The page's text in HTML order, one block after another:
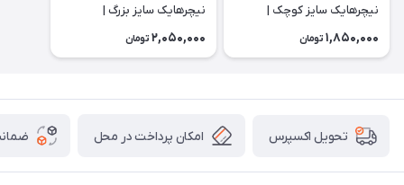
نیچرهایک سایز کوچک |
NH20SN010
1,850,000 تومان
نیچرهایک سایز بزرگ |
NH20SN010
2,050,000 تومان
تحویل اکسپرس امکان پرداخت در محل